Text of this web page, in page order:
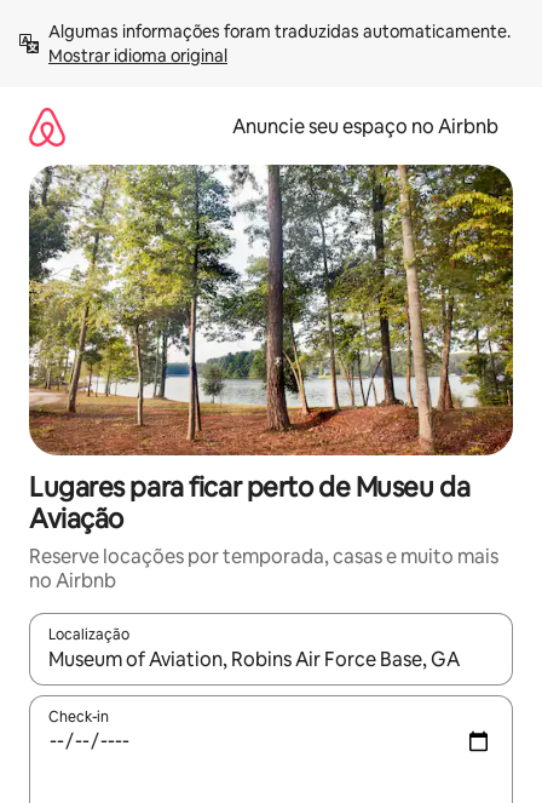
para
Mostrar idioma original
Anuncie seu espaço no Airbnb
Lugares para ficar perto de Museu da
Aviação
Reserve locações por temporada, casas e muito mais
no Airbnb
Localização
Quando os resultados estiverem disponíveis, explore-os
Check-in